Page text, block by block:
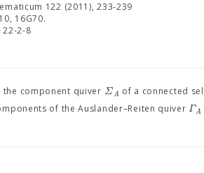
122 (2011), 233-239
16G70.
2-8
the component quiver ΣA of a connected
of the Auslander–Reiten quiverΓA